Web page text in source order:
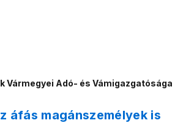
Vármegyei Adó- és Vámigazgatósága
áfás magánszemélyek is